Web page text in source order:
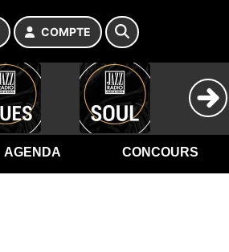
COMPTE
AGENDA CONCOURS